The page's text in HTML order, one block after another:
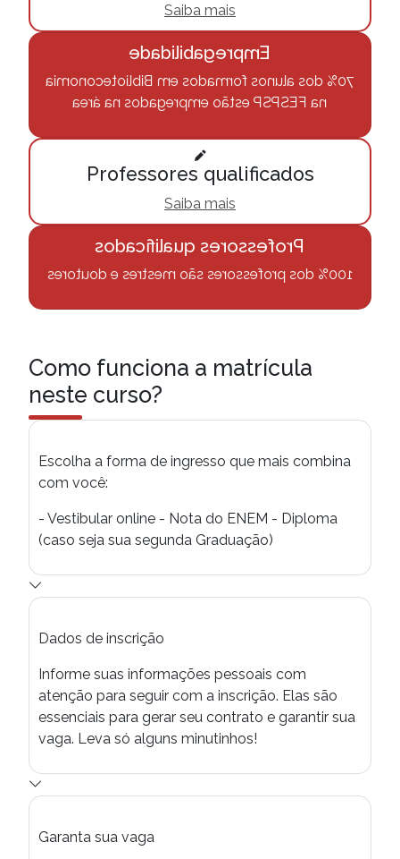
Saiba mais
Empregabilidade
70% dos alunos formados em Biblioteconomia
na FESPSP estão empregados na área
Professores qualificados
Saiba mais
Professores qualificados
100% dos professores são mestres e doutores
Como funciona a matrícula
neste curso?
Escolha a forma de ingresso que mais combina
com você:
- Vestibular online - Nota do ENEM - Diploma
(caso seja sua segunda Graduação)
Dados de inscrição
Informe suas informações pessoais com
atenção para seguir com a inscrição. Elas são
essenciais para gerar seu contrato e garantir sua
vaga. Leva só alguns minutinhos!
Garanta sua vaga